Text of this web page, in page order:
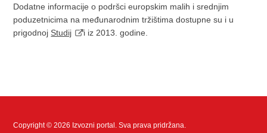
Dodatne informacije o podršci europskim malih i srednjim
poduzetnicima na međunarodnim tržištima dostupne su i u
prigodnoj Studij i iz 2013. godine.
Copyright © 2026 Izvozni portal. Sva prava pridržana.